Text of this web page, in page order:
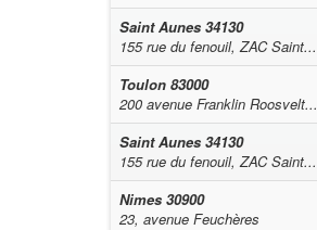
Saint Aunes 34130
155 rue du fenouil, ZAC Saint...
Toulon 83000
200 avenue Franklin Roosvelt...
Saint Aunes 34130
155 rue du fenouil, ZAC Saint...
Nimes 30900
23, avenue Feuchères